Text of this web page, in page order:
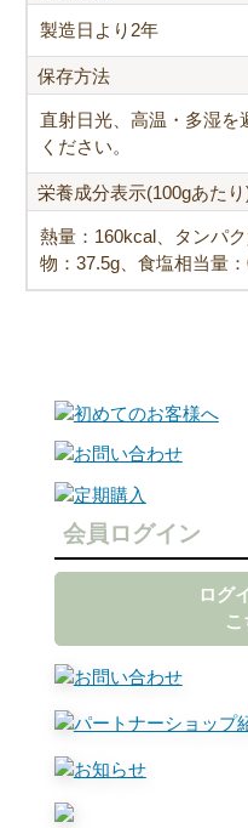
製造日より2年
保存方法
直射日光、高温・多湿を
ください。
栄養成分表示(100gあたり
熱量：160kcal、タンパ
物：37.5g、食塩相当量
会員ログイン
ログ
こ